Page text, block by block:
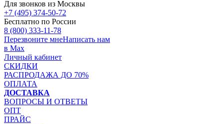
Для звонков из Москвы
+7 (495) 374-50-72
Бесплатно по России
8 (800) 333-11-78
Перезвоните мнеНаписать нам
в Max
Личный кабинет
СКИДКИ
РАСПРОДАЖА ДО 70%
ОПЛАТА
ДОСТАВКА
ВОПРОСЫ И ОТВЕТЫ
ОПТ
ПРАЙС